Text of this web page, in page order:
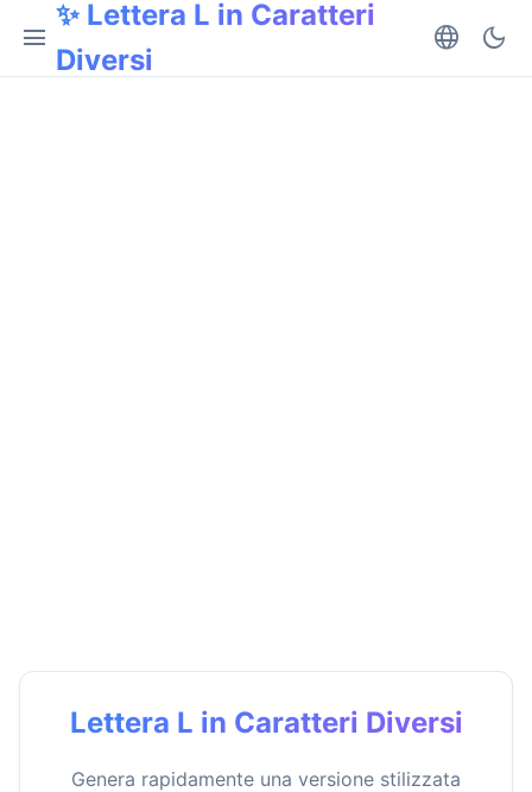
menu
✨ Lettera L in Caratteri
Diversi
language dark_mode
Lettera L in Caratteri Diversi
Genera rapidamente una versione stilizzata